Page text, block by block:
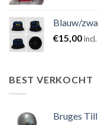
Blauw/
€15,00
BEST VERKOCHT
Bruges